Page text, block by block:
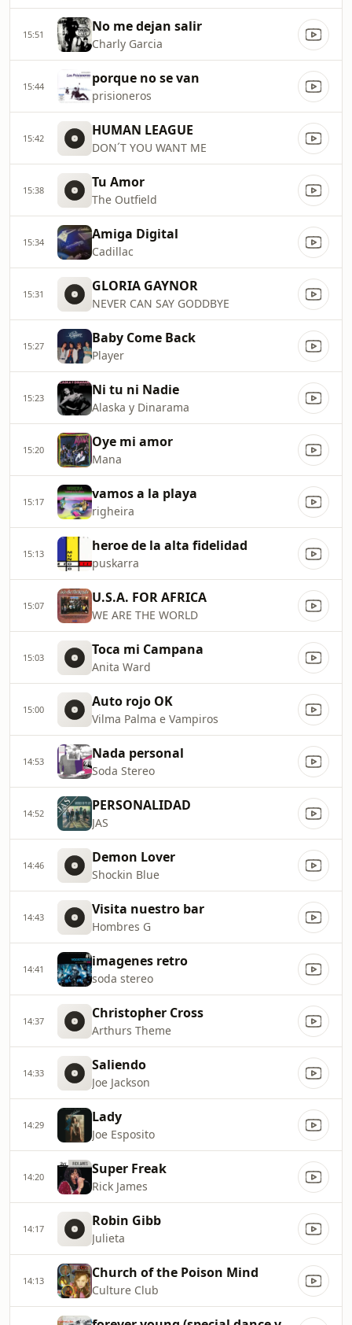
15:51 No me dejan salir
Charly Garcia
15:44 porque no se van
prisioneros
15:42 HUMAN LEAGUE
DON´T YOU WANT ME
15:38 Tu Amor
The Outfield
15:34 Amiga Digital
Cadillac
15:31 GLORIA GAYNOR
NEVER CAN SAY GODDBYE
15:27 Baby Come Back
Player
15:23 Ni tu ni Nadie
Alaska y Dinarama
15:20 Oye mi amor
Mana
15:17 vamos a la playa
righeira
15:13 heroe de la alta fidelidad
puskarra
15:07 U.S.A. FOR AFRICA
WE ARE THE WORLD
15:03 Toca mi Campana
Anita Ward
15:00 Auto rojo OK
Vilma Palma e Vampiros
14:53 Nada personal
Soda Stereo
14:52 PERSONALIDAD
JAS
14:46 Demon Lover
Shockin Blue
14:43 Visita nuestro bar
Hombres G
14:41 imagenes retro
soda stereo
14:37 Christopher Cross
Arthurs Theme
14:33 Saliendo
Joe Jackson
14:29 Lady
Joe Esposito
14:20 Super Freak
Rick James
14:17 Robin Gibb
Julieta
14:13 Church of the Poison Mind
Culture Club